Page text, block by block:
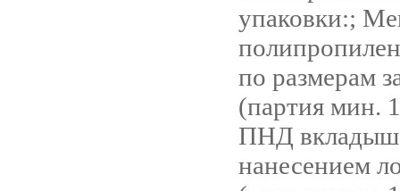
упаковки:;
по размерам
(партия мин.
ПНД
нанесением